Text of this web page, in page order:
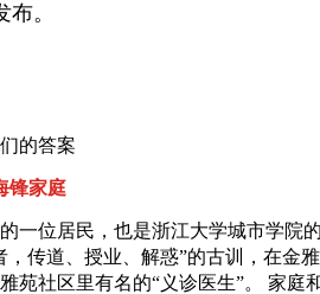
。
的答案
锋家庭
一位居民，也是浙江大学城市学
传道、授业、解惑”的古训，在金
苑社区里有名的“义诊医生”。 家